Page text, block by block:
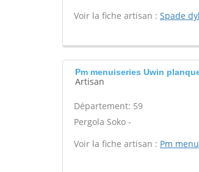
Voir la fiche artisan : Spade
Pm menuiseries Uwin
Artisan
Département: 59
Pergola Soko -
Voir la fiche artisan : Pm